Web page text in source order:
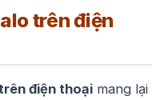
trên điện
điện thoại mang lại